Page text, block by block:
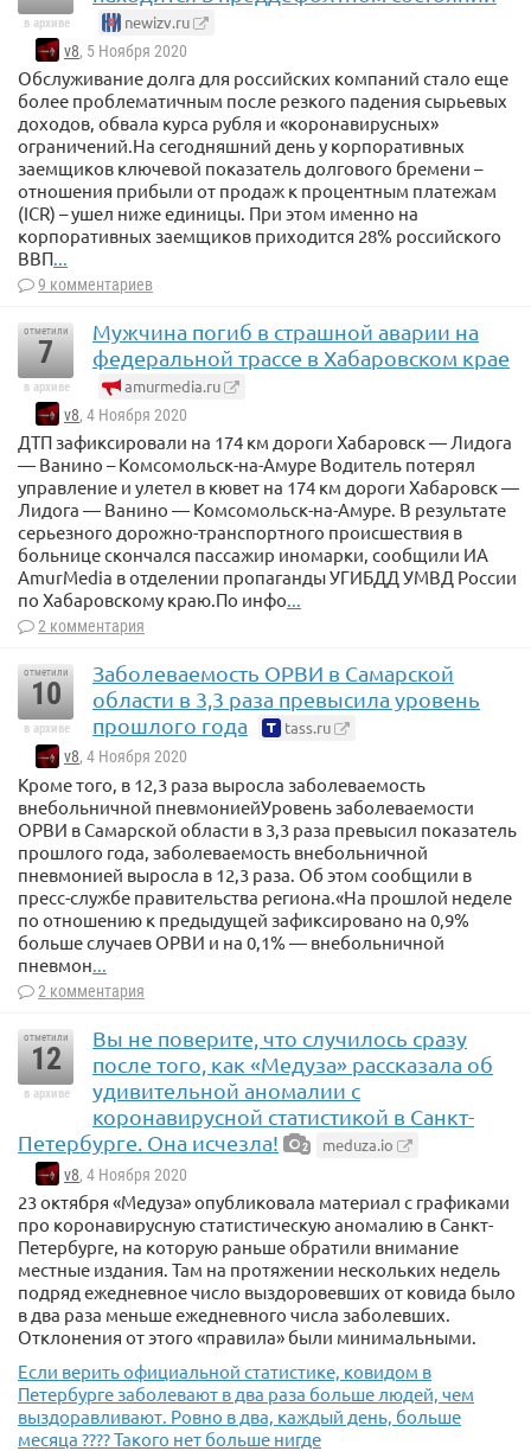
в архиве newizv.ru
v8, 5 Ноября 2020
Обслуживание долга для российских компаний стало еще
более проблематичным после резкого падения сырьевых
доходов, обвала курса рубля и «коронавирусных»
ограничений.На сегодняшний день у корпоративных
заемщиков ключевой показатель долгового бремени –
отношения прибыли от продаж к процентным платежам
(ICR) – ушел ниже единицы. При этом именно на
корпоративных заемщиков приходится 28% российского
ВВП...
9 комментариев
отметили
7
в архиве
Мужчина погиб в страшной аварии на
федеральной трассе в Хабаровском крае
amurmedia.ru
v8, 4 Ноября 2020
ДТП зафиксировали на 174 км дороги Хабаровск — Лидога
— Ванино – Комсомольск-на-Амуре Водитель потерял
управление и улетел в кювет на 174 км дороги Хабаровск —
Лидога — Ванино — Комсомольск-на-Амуре. В результате
серьезного дорожно-транспортного происшествия в
больнице скончался пассажир иномарки, сообщили ИА
AmurMedia в отделении пропаганды УГИБДД УМВД России
по Хабаровскому краю.По инфо...
2 комментария
отметили
10
в архиве
Заболеваемость ОРВИ в Самарской
области в 3,3 раза превысила уровень
прошлого года
tass.ru
v8, 4 Ноября 2020
Кроме того, в 12,3 раза выросла заболеваемость
внебольничной пневмониейУровень заболеваемости
ОРВИ в Самарской области в 3,3 раза превысил показатель
прошлого года, заболеваемость внебольничной
пневмонией выросла в 12,3 раза. Об этом сообщили в
пресс-службе правительства региона.«На прошлой неделе
по отношению к предыдущей зафиксировано на 0,9%
больше случаев ОРВИ и на 0,1% — внебольничной
пневмон
2 комментария
отметили
12
в архиве
Вы не поверите, что случилось сразу
после того, как «Медуза» рассказала об
удивительной аномалии с
коронавирусной статистикой в Санкт-
Петербурге. Она исчезла!
2 meduza.io
v8, 4 Ноября 2020
23 октября «Медуза» опубликовала материал с графиками
про коронавирусную статистическую аномалию в Санкт-
Петербурге, на которую раньше обратили внимание
местные издания. Там на протяжении нескольких недель
подряд ежедневное число выздоровевших от ковида было
в два раза меньше ежедневного числа заболевших.
Отклонения от этого «правила» были минимальными.
Если верить официальной статистике, ковидом в
Петербурге заболевают в два раза больше людей, чем
выздоравливают. Ровно в два, каждый день, больше
месяца ???? Такого нет больше нигде